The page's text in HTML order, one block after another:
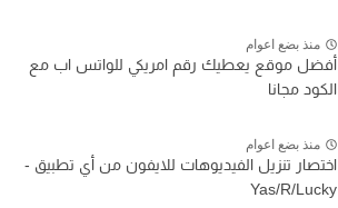
منذ بضع اعوام
أفضل موقع يعطيك رقم امريكي للواتس اب مع
الكود مجانا
منذ بضع اعوام
اختصار تنزيل الفيديوهات للايفون من أي تطبيق -
Yas/R/Lucky